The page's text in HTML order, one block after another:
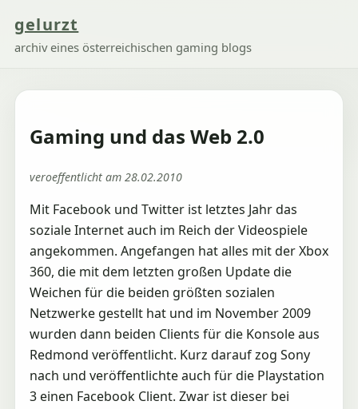
gelurzt
archiv eines österreichischen gaming blogs
Gaming und das Web 2.0
veroeffentlicht am 28.02.2010
Mit Facebook und Twitter ist letztes Jahr das
soziale Internet auch im Reich der Videospiele
angekommen. Angefangen hat alles mit der Xbox
360, die mit dem letzten großen Update die
Weichen für die beiden größten sozialen
Netzwerke gestellt hat und im November 2009
wurden dann beiden Clients für die Konsole aus
Redmond veröffentlicht. Kurz darauf zog Sony
nach und veröffentlichte auch für die Playstation
3 einen Facebook Client. Zwar ist dieser bei